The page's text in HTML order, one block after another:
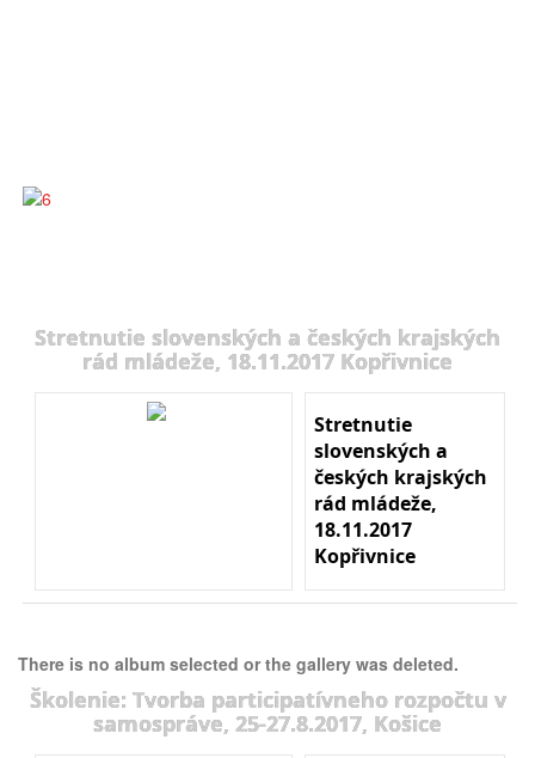
Stretnutie slovenských a českých krajských
rád mládeže, 18.11.2017 Kopřivnice
Stretnutie
slovenských a
českých krajských
rád mládeže,
18.11.2017
Kopřivnice
There is no album selected or the gallery was deleted.
Školenie: Tvorba participatívneho rozpočtu v
samospráve, 25-27.8.2017, Košice